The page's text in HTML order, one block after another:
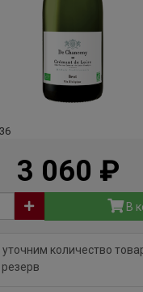
3 060
В
количество